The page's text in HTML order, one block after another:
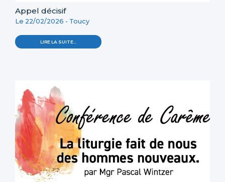
Appel décisif
Le 22/02/2026 - Toucy
LIRE LA SUITE…